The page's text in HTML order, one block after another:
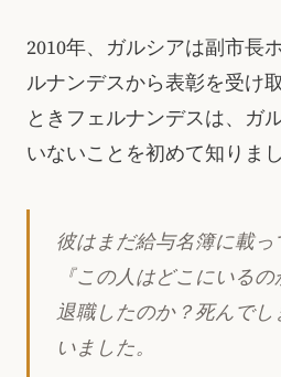
2010年、ガルシアは副市長
ルナンデスから表彰を受け
ときフェルナンデスは、ガ
いないことを初めて知りまし
彼はまだ給与名簿に載
『この人はどこにいる
退職したのか？死んで
いました。